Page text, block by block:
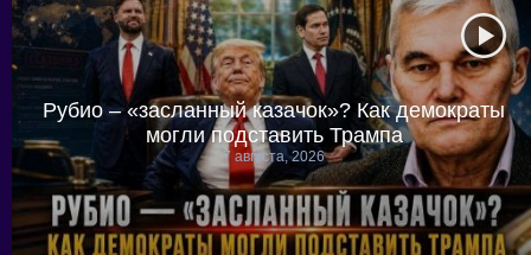
Рубио – «засланный казачок»? Как демократы
могли подставить Трампа
7 августа, 2026